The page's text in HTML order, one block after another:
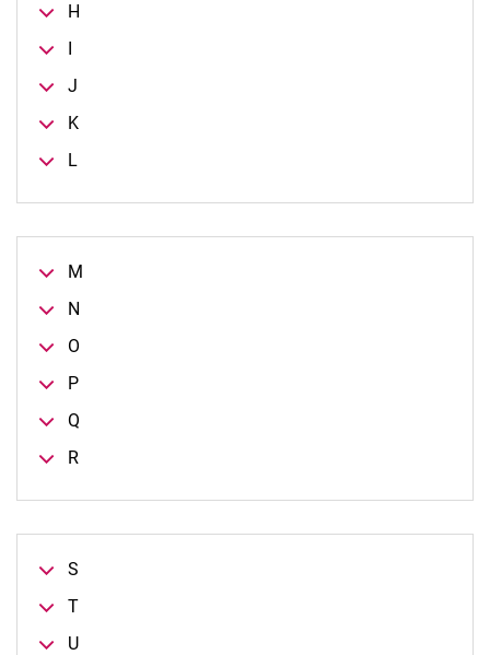
H
I
J
K
L
M
N
O
P
Q
R
S
T
U